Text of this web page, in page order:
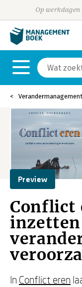
Op
Verandermanagement
Preview
Conflict
In Conflict eren